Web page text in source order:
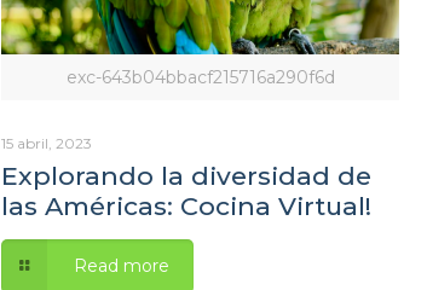
exc-643b04bbacf215716a290f6d
15 abril, 2023
Explorando la diversidad de
las Américas: Cocina Virtual!
Read more